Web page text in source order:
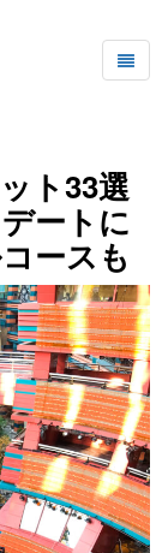
ト33選
ートに
ースも